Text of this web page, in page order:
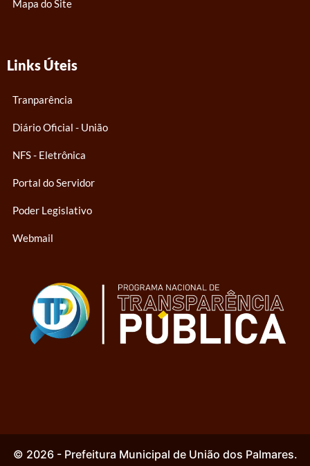
Mapa do Site
Links Úteis
Tranparência
Diário Oficial - União
NFS - Eletrônica
Portal do Servidor
Poder Legislativo
Webmail
© 2026 - Prefeitura Municipal de União dos Palmares.